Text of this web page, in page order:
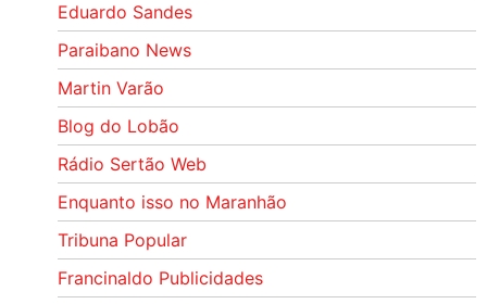
Eduardo Sandes
Paraibano News
Martin Varão
Blog do Lobão
Rádio Sertão Web
Enquanto isso no Maranhão
Tribuna Popular
Francinaldo Publicidades